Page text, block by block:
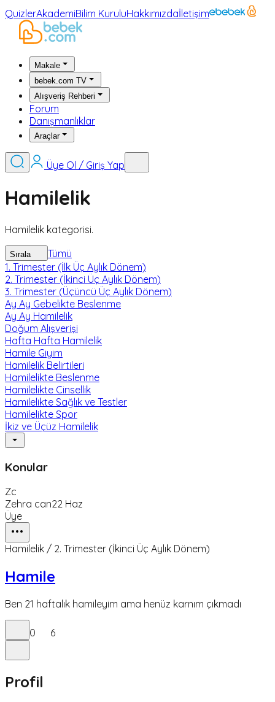
QuizlerAkademiBilim KuruluHakkımızdaİletişim
Makale
bebek.com TV
Alışveriş Rehberi
Forum
Danışmanlıklar
Araçlar
Üye Ol / Giriş Yap
Hamilelik
Hamilelik kategorisi.
Sırala
Tümü
1. Trimester (İlk Üç Aylık Dönem)
2. Trimester (İkinci Üç Aylık Dönem)
3. Trimester (Üçüncü Üç Aylık Dönem)
Ay Ay Gebelikte Beslenme
Ay Ay Hamilelik
Doğum Alışverişi
Hafta Hafta Hamilelik
Hamile Giyim
Hamilelik Belirtileri
Hamilelikte Beslenme
Hamilelikte Cinsellik
Hamilelikte Sağlık ve Testler
Hamilelikte Spor
İkiz ve Üçüz Hamilelik
Konular
Zc
Zehra can22 Haz
Üye
Hamilelik / 2. Trimester (İkinci Üç Aylık Dönem)
Hamile
Ben 21 haftalık hamileyim ama henüz karnım çıkmadı
0 6
Profil